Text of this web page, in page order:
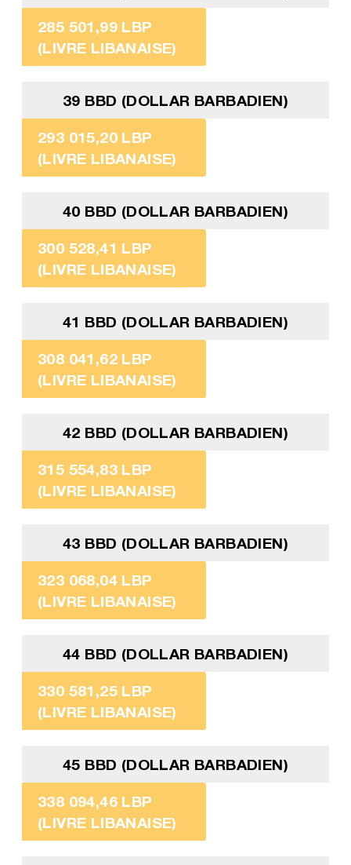
285 501,99 LBP
(LIVRE LIBANAISE)
39 BBD (DOLLAR BARBADIEN)
293 015,20 LBP
(LIVRE LIBANAISE)
40 BBD (DOLLAR BARBADIEN)
300 528,41 LBP
(LIVRE LIBANAISE)
41 BBD (DOLLAR BARBADIEN)
308 041,62 LBP
(LIVRE LIBANAISE)
42 BBD (DOLLAR BARBADIEN)
315 554,83 LBP
(LIVRE LIBANAISE)
43 BBD (DOLLAR BARBADIEN)
323 068,04 LBP
(LIVRE LIBANAISE)
44 BBD (DOLLAR BARBADIEN)
330 581,25 LBP
(LIVRE LIBANAISE)
45 BBD (DOLLAR BARBADIEN)
338 094,46 LBP
(LIVRE LIBANAISE)